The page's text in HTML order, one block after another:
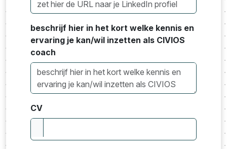
beschrijf hier in het kort welke kennis en
ervaring je kan/wil inzetten als CIVIOS
coach
CV